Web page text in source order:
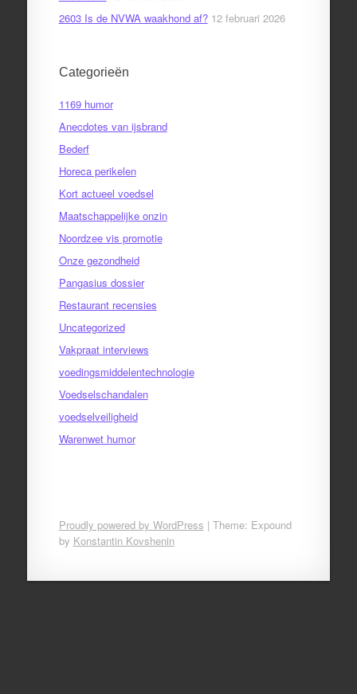
2603 Is de NVWA waakhond af? 12 februari 2026
Categorieën
1169 humor
Anecdotes van ijsbrand
Bederf
Horeca perikelen
Kort actueel voedsel
Maatschappelijke onzin
Noordzee vis promotie
Onze gezondheid
Pangasius dossier
Restaurant recensies
Uncategorized
Vakpraat interviews
voedingsmiddelentechnologie
Voedselschandalen
voedselveiligheid
Warenwet humor
Proudly powered by WordPress | Theme: Expound
by Konstantin Kovshenin